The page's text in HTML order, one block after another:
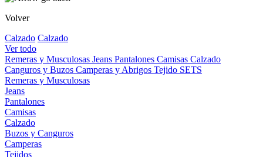
Volver
Calzado Calzado
Ver todo
Remeras y Musculosas Jeans Pantalones Camisas Calzado
Canguros y Buzos Camperas y Abrigos Tejido SETS
Remeras y Musculosas
Jeans
Pantalones
Camisas
Calzado
Buzos y Canguros
Camperas
Tejidos